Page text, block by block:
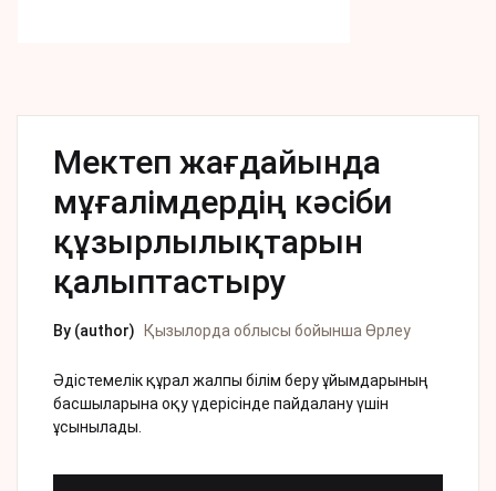
Мектеп жағдайында
мұғалімдердің кәсіби
құзырлылықтарын
қалыптастыру
By (author) Қызылорда облысы бойынша Өрлеу
Әдістемелік құрал жалпы білім беру ұйымдарының
басшыларына оқу үдерісінде пайдалану үшін
ұсынылады.